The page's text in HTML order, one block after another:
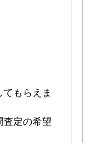
もらえま
査定の希望